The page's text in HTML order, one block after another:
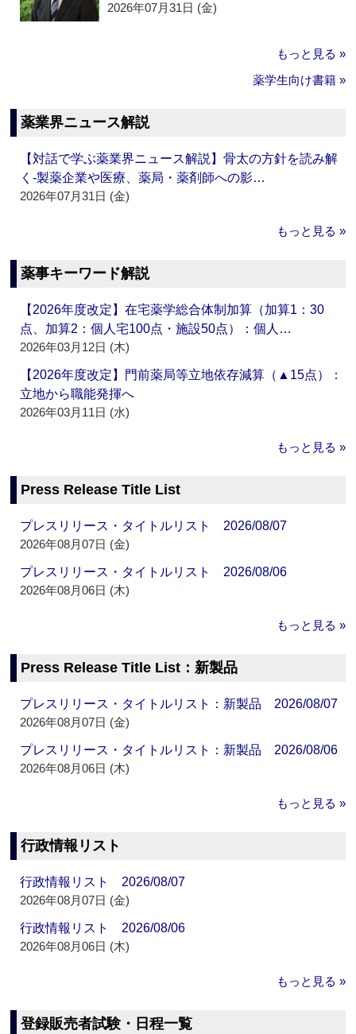
2026年07月31日 (金)
もっと見る »
薬学生向け書籍 »
薬業界ニュース解説
【対話で学ぶ薬業界ニュース解説】骨太の方針を読み解
く‐製薬企業や医療、薬局・薬剤師への影…
2026年07月31日 (金)
もっと見る »
薬事キーワード解説
【2026年度改定】在宅薬学総合体制加算（加算1：30
点、加算2：個人宅100点・施設50点）：個人…
2026年03月12日 (木)
【2026年度改定】門前薬局等立地依存減算（▲15点）：
立地から職能発揮へ
2026年03月11日 (水)
もっと見る »
Press Release Title List
プレスリリース・タイトルリスト 2026/08/07
2026年08月07日 (金)
プレスリリース・タイトルリスト 2026/08/06
2026年08月06日 (木)
もっと見る »
Press Release Title List：新製品
プレスリリース・タイトルリスト：新製品 2026/08/07
2026年08月07日 (金)
プレスリリース・タイトルリスト：新製品 2026/08/06
2026年08月06日 (木)
もっと見る »
行政情報リスト
行政情報リスト 2026/08/07
2026年08月07日 (金)
行政情報リスト 2026/08/06
2026年08月06日 (木)
もっと見る »
登録販売者試験・日程一覧